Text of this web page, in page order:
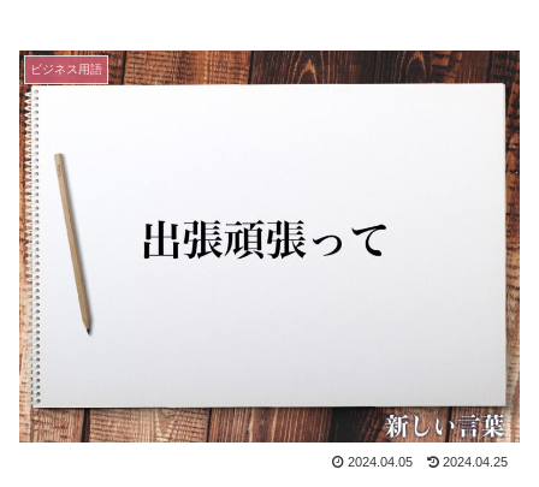
ビジネス用語
2024.04.05 2024.04.25